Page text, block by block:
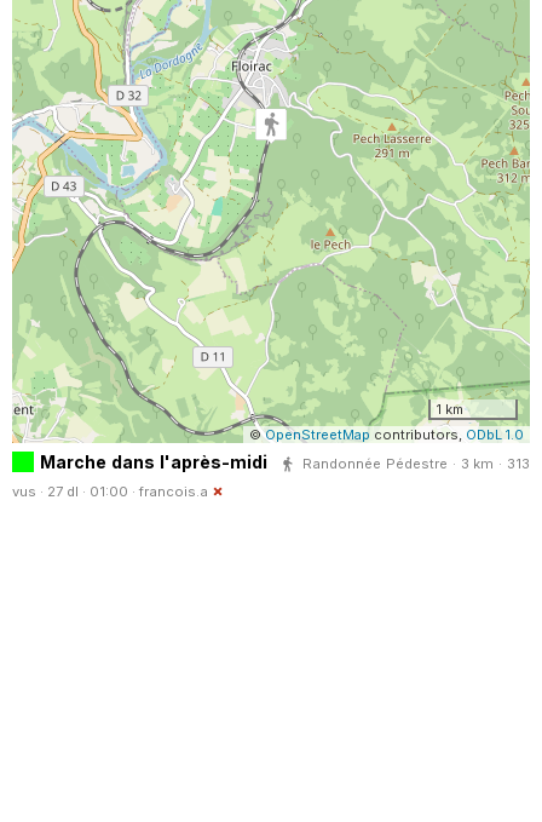
1 km
©OpenStreetMap contributors, ODbL 1.0
Marche dans l'après-midi
Randonnée Pédestre · 3 km · 313
vus · 27 dl · 01:00 · francois.a